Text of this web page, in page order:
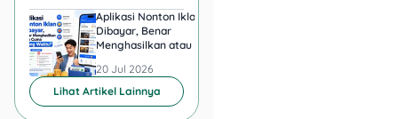
penumpang lain–
Jangan sampai ada
yang kelewatan ya!
📝
Tunggu verifikasi
sistem– Kalau data
Aplikasi Nonton Iklan
Dibayar, Benar
Menghasilkan atau Cuma
20 Jul 2026
Lihat Artikel Lainnya